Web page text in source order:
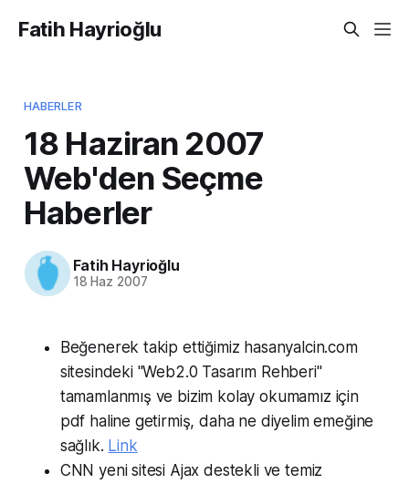
Fatih Hayrioğlu
HABERLER
18 Haziran 2007
Web'den Seçme
Haberler
Fatih Hayrioğlu
18 Haz 2007
Beğenerek takip ettiğimiz hasanyalcin.com
sitesindeki "Web2.0 Tasarım Rehberi"
tamamlanmış ve bizim kolay okumamız için
pdf haline getirmiş, daha ne diyelim emeğine
sağlık. Link
CNN yeni sitesi Ajax destekli ve temiz